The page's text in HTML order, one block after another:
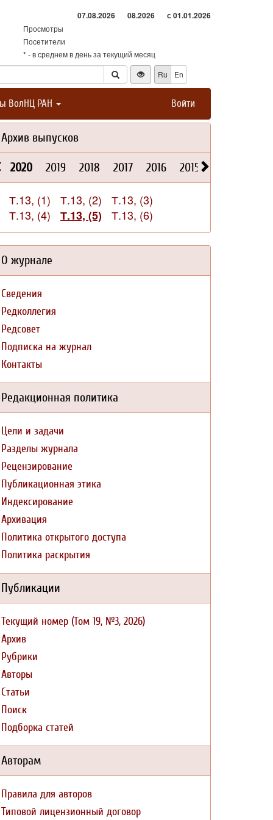
07.08.2026 08.2026 с 01.01.2026
Просмотры
Посетители
* - в среднем в день за текущий месяц
Ru
En
ВолНЦ РАН Войти
Архив выпусков
2020 2019 2018 2017 2016 2015
Т.13, (1) Т.13, (2)
Т.13, (3)
Т.13, (4)
Т.13, (5) Т.13, (6)
О журнале
Сведения
Редколлегия
Редсовет
Подписка на журнал
Контакты
Редакционная политика
Цели и задачи
Разделы журнала
Рецензирование
Публикационная этика
Индексирование
Архивация
Политика открытого доступа
Политика раскрытия
Публикации
Текущий номер (Том 19, №3, 2026)
Архив
Рубрики
Авторы
Статьи
Поиск
Подборка статей
Авторам
Правила для авторов
Типовой лицензионный договор